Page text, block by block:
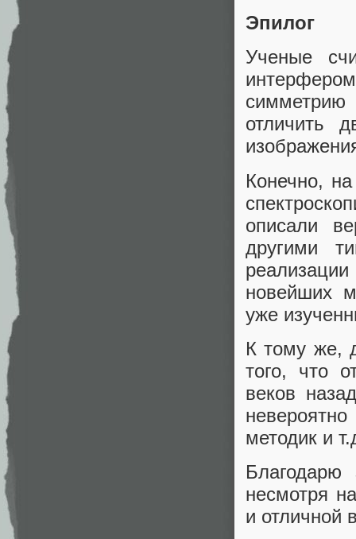
Эпилог
Ученые
симметрию
отличить
Конечно,
описали
другими
новейших
уже
К тому же,
того, что
веков
методик и
Благодарю
несмотря
и отличной